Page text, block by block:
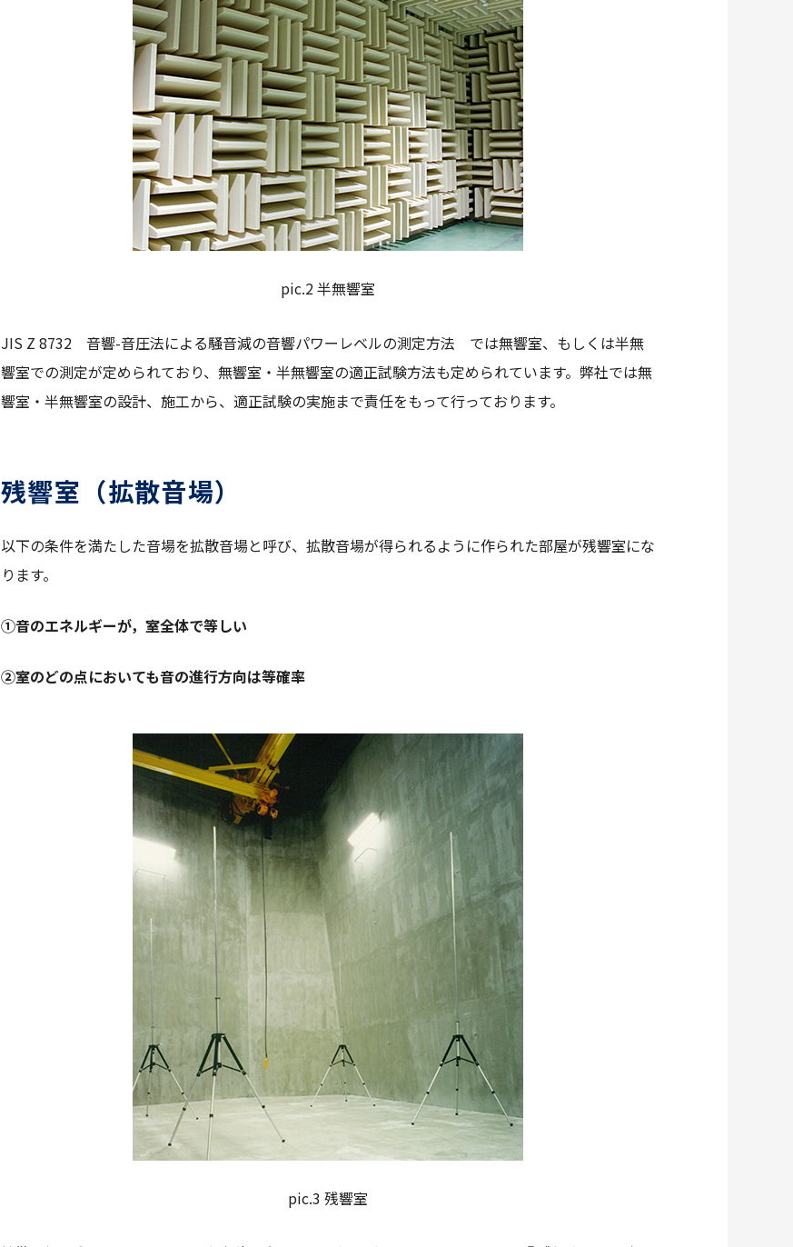
pic.2 半無響室
JIS Z 8732 音響-音圧法による騒音減の音響パワーレベルの測定方法 では無響室、もしくは半無
響室での測定が定められており、無響室・半無響室の適正試験方法も定められています。弊社では無
響室・半無響室の設計、施工から、適正試験の実施まで責任をもって行っております。
残響室（拡散音場）
以下の条件を満たした音場を拡散音場と呼び、拡散音場が得られるように作られた部屋が残響室にな
ります。
①音のエネルギーが，室全体で等しい
②室のどの点においても音の進行方向は等確率
pic.3 残響室